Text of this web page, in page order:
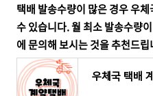
택배 발송수량이 많은 경우 우
수 있습니다. 월 최소 발송수량
에 문의해 보시는 것을 추천드립
우체국 택배